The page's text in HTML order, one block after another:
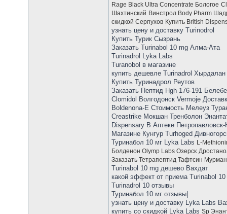
Rage Black Ultra Concentrate Бологое
Шахтинский Винстрол Body Pharm
скидкой Серпухов Купить British
узнать цену и доставку Turinodrol
Купить Турик Сызрань
Заказать Turinabol 10 mg Алма-Ата
Turinadrol Lyka Labs
Turanobol в магазине
купить дешевле Turinadrol Хырдалан
Купить Туринадрол Реутов
Заказать Пептид Hgh 176-191
Clomidol Волгодонск Vermoje
Boldenona-E Стоимость Мелеуз
Creastrike Мокшан Тренболон
Dispensary В Аптеке
Магазине Кунгур Turhoged
Туринабол 10 мг Lyka Labs L-
Болденон Olymp Labs Озерск
Заказать Тетрапептид Тафтсин
Turinabol 10 mg дешево Вахдат
какой эффект от приема Turinabol 10
Turinadrol 10 отзывы
Туринабол 10 мг отзывы|
узнать цену и доставку Lyka Labs
купить со скидкой Lyka Labs Sp